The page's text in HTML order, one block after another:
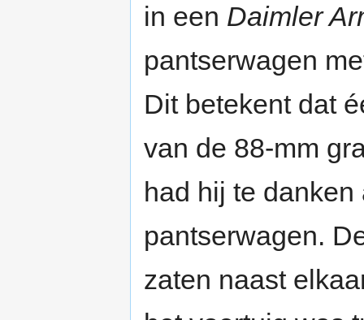
in een Daimler
pantserwagen
Dit betekent dat
van de 88-mm
had hij te
pantserwagen.
zaten naast